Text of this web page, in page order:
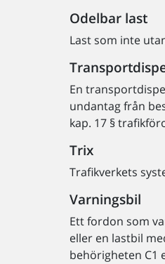
Odelbar last
Last som inte
En
undantag från
kap. 17 §
Trix
Trafikverkets
Varningsbil
Ett fordon som
eller en lastbil
behörigheten C1